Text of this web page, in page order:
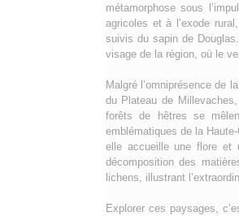
métamorphose sous
agricoles et à l’exode
suivis du sapin de
visage de la région, où le
Malgré l’omniprésence de
du Plateau de
forêts de hêtres se
emblématiques de la
elle accueille une flore et
décomposition des
lichens, illustrant
Explorer ces paysages,